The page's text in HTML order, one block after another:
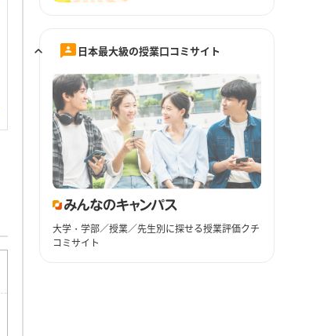
日本最大級の授業口コミサイト
大学・学部／授業／先生別に探せる授業評価クチ
コミサイト